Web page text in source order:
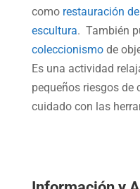
como restauración
escultura. También
coleccionismode
Es una actividad
pequeños riesgos de
cuidado con las